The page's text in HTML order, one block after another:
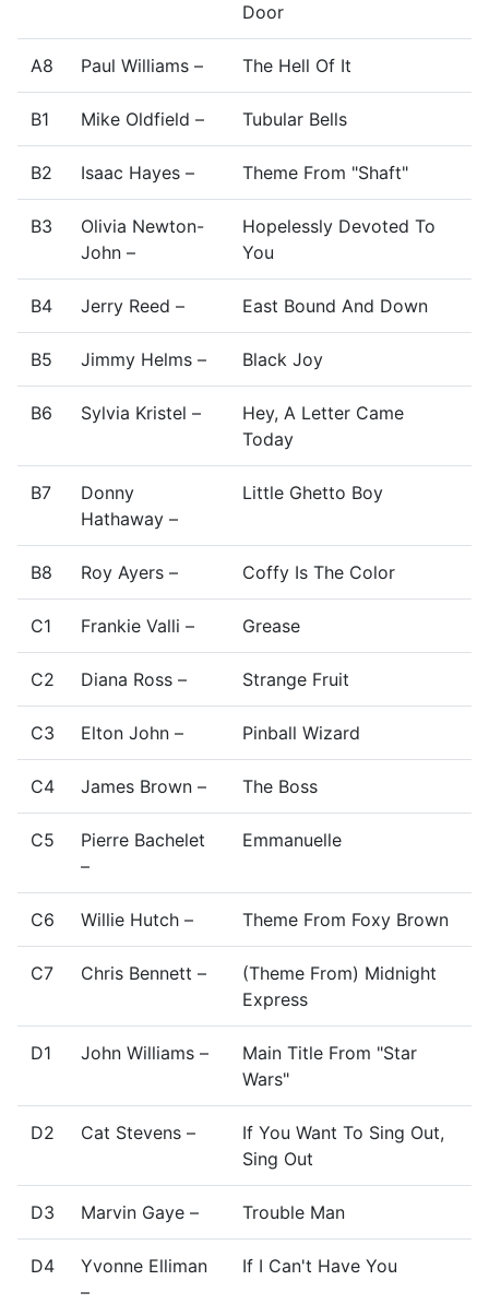
Door
A8 Paul Williams – The Hell Of It
B1 Mike Oldfield – Tubular Bells
B2 Isaac Hayes – Theme From "Shaft"
B3
Olivia Newton-
John –
Hopelessly Devoted To
You
B4 Jerry Reed – East Bound And Down
B5 Jimmy Helms – Black Joy
B6 Sylvia Kristel –
Hey, A Letter Came
Today
B7
Donny
Hathaway –
Little Ghetto Boy
B8 Roy Ayers – Coffy Is The Color
C1 Frankie Valli – Grease
C2 Diana Ross – Strange Fruit
C3 Elton John – Pinball Wizard
C4 James Brown – The Boss
C5
Pierre Bachelet
–
Emmanuelle
C6 Willie Hutch – Theme From Foxy Brown
C7 Chris Bennett –
(Theme From) Midnight
Express
D1 John Williams –
Main Title From "Star
Wars"
D2 Cat Stevens –
If You Want To Sing Out,
Sing Out
D3 Marvin Gaye – Trouble Man
D4
Yvonne Elliman
–
If I Can't Have You